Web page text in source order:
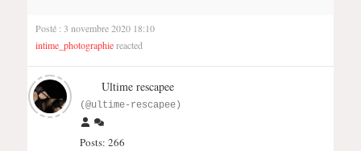
Posté : 3 novembre 2020 18:10
intime_photographiereacted
Ultime rescapee
(@ultime-rescapee)
Posts: 266